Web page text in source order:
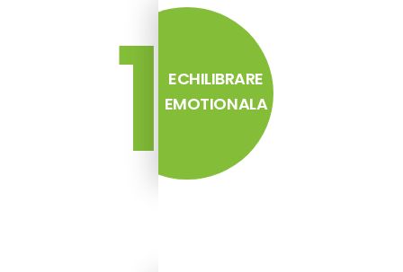
1
ECHILIBRARE
EMOTIONALA